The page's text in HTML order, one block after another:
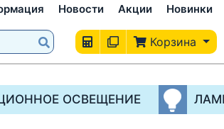
Новости Акции Новинки
Корзина
ОСВЕЩЕНИЕ